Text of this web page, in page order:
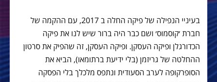
בעיניי הנפילה של פיקה החלה ב 2017, עם ההקמה של
חברת ׳קוסמוס׳ ושם כבר היה ברור שיש לנו את פיקה
הכדורגלן ופיקה העסקן. ופיקה העסקן, זה שהפיק את סרטון
ההחלטה של גריזמן (בלי ידיעת ברתומאו), הביא את
הסופרקופה לערב הסעודית ונתפס מלכלך בלי הפסקה